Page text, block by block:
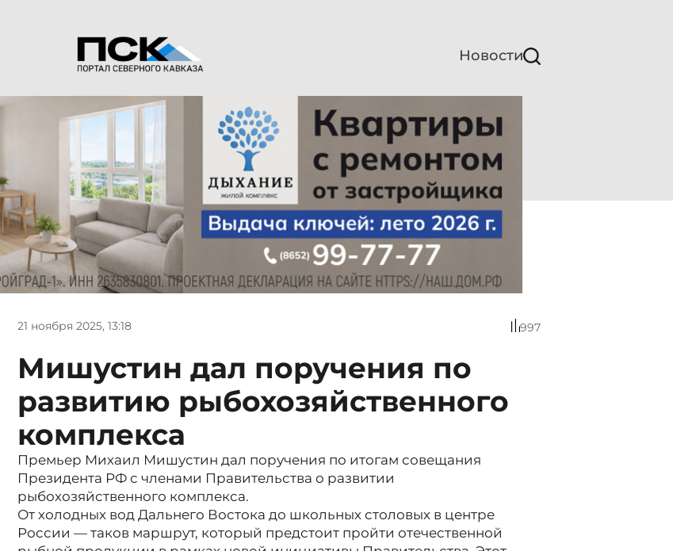
Новости
21 ноября 2025, 13:18 997
Мишустин дал поручения по
развитию рыбохозяйственного
комплекса
Премьер Михаил Мишустин дал поручения по итогам совещания
Президента РФ с членами Правительства о развитии
рыбохозяйственного комплекса.
От холодных вод Дальнего Востока до школьных столовых в центре
России — таков маршрут, который предстоит пройти отечественной